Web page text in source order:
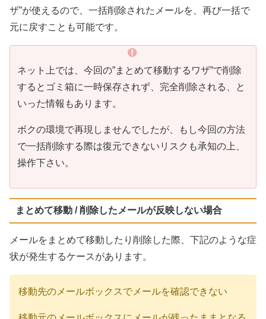
ザ”が使えるので、一括削除されたメールを、再び一括で
元に戻すことも可能です。
ネット上では、今回の”まとめて移動するワザ”で削除
するとゴミ箱に一時保存されず、完全削除される、と
いった情報もあります。
ボクの環境で再現しませんでしたが、もし今回の方法
で一括削除する際は復元できないリスクも承知の上、
操作下さい。
まとめて移動 / 削除したメールが反映しない場合
メールをまとめて移動したり削除した際、下記のような症
状が発生するケースがあります。
移動先のメールボックスでメールを確認できない